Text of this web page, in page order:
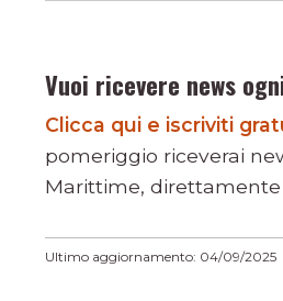
Vuoi ricevere news
Clicca qui e iscriviti
pomeriggio riceverai
Marittime,
Ultimo aggiornamento: 04/09/2025